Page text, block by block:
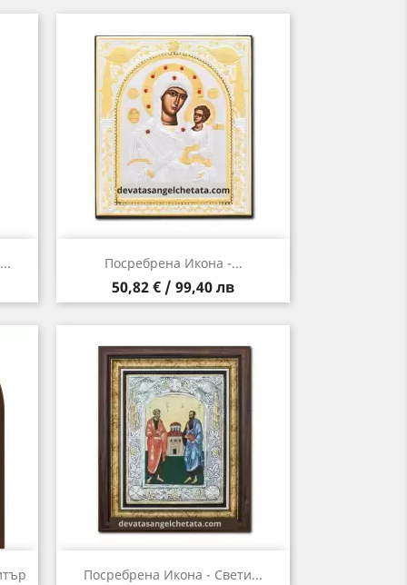
Посребрена Икона -...
Цена
50,82 € / 99,40 лв
Бърз преглед
Посребрена Икона - Свети...
Бърз преглед